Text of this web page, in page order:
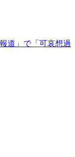
道」で「可哀想過